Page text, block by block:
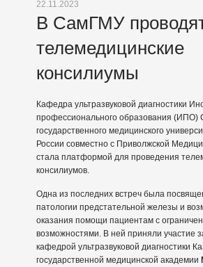
22.11.2023
В СамГМУ
телемедицинские
консилиумы
Кафедра ультразвуковой диагностики
профессионального образования (ИПО)
государственного медицинского
России совместно с Приволжской
стала платформой для проведения
консилиумов.
Одна из последних встреч была
патологии предстательной железы и
оказания помощи пациентам с
возможностями. В ней приняли участие
кафедрой ультразвуковой диагностики
государственной медицинской академии